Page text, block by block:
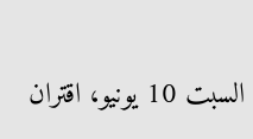
اقتران